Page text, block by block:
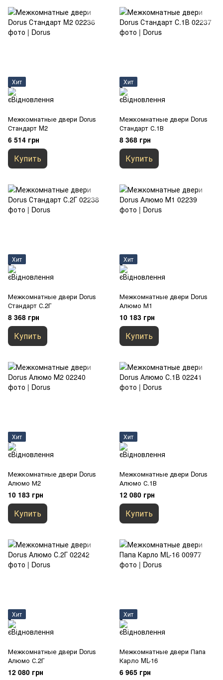
Хит
Межкомнатные двери Dorus
Стандарт M2
6 514 грн
Купить
Хит
Межкомнатные двери Dorus
Стандарт С.1В
8 368 грн
Купить
Хит
Межкомнатные двери Dorus
Стандарт С.2Г
8 368 грн
Купить
Хит
Межкомнатные двери Dorus
Алюмо М1
10 183 грн
Купить
Хит
Межкомнатные двери Dorus
Алюмо М2
10 183 грн
Купить
Хит
Межкомнатные двери Dorus
Алюмо С.1В
12 080 грн
Купить
Хит
Межкомнатные двери Dorus
Алюмо С.2Г
12 080 грн
Хит
Межкомнатные двери Папа
Карло ML-16
6 965 грн